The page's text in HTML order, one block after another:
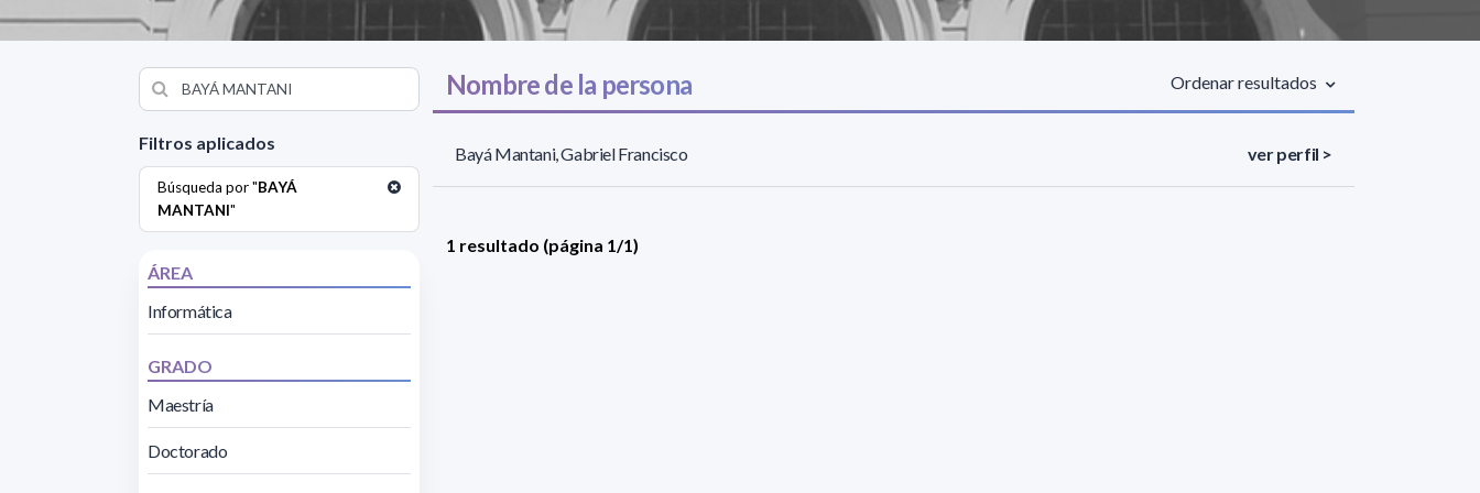
Filtros aplicados
Búsqueda por "BAYÁ
MANTANI"
ÁREA
Informática
GRADO
Maestría
Doctorado
Nombre de la persona Ordenar resultados
Bayá Mantani, Gabriel Francisco ver perfil >
1 resultado (página 1/1)